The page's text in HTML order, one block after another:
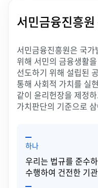
서민금융진흥
서민금융진흥원은 국
위해 서민의 금융생활
선도하기 위해 설립된
통해 사회적 가치를 실
같이 윤리헌장을 제정
가치판단의 기준으로
하나
우리는 법규를 준수
수행하여 건전한 기